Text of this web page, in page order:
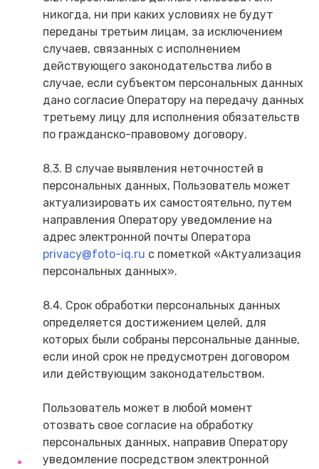
никогда, ни при каких условиях не будут
переданы третьим лицам, за исключением
случаев, связанных с исполнением
действующего законодательства либо в
случае, если субъектом персональных данных
дано согласие Оператору на передачу данных
третьему лицу для исполнения обязательств
по гражданско-правовому договору.
8.3. В случае выявления неточностей в
персональных данных, Пользователь может
актуализировать их самостоятельно, путем
направления Оператору уведомление на
адрес электронной почты Оператора
privacy@foto-iq.ru с пометкой «Актуализация
персональных данных».
8.4. Срок обработки персональных данных
определяется достижением целей, для
которых были собраны персональные данные,
если иной срок не предусмотрен договором
или действующим законодательством.
Пользователь может в любой момент
отозвать свое согласие на обработку
персональных данных, направив Оператору
уведомление посредством электронной